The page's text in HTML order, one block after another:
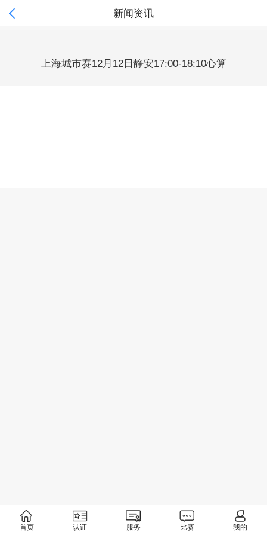
 新闻资讯
上海城市赛12月12日静安17:00-18:10心算
首页 认证 服务 比赛 我的